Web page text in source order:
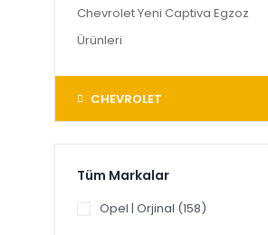
Chevrolet Yeni Captiva Egzoz
Ürünleri
CHEVROLET
Tüm Markalar
Opel | Orjinal (158)